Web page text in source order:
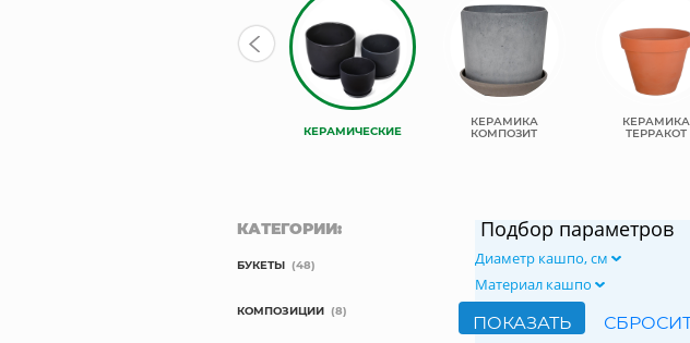
КЕРАМИЧЕСКИЕ
КЕРАМИКА
КОМПОЗИТ
КЕРАМИКА
ТЕРРАКОТ
Подбор параметров
Диаметр кашпо, см
Материал кашпо
КАТЕГОРИИ:
БУКЕТЫ (48)
КОМПОЗИЦИИ (8)